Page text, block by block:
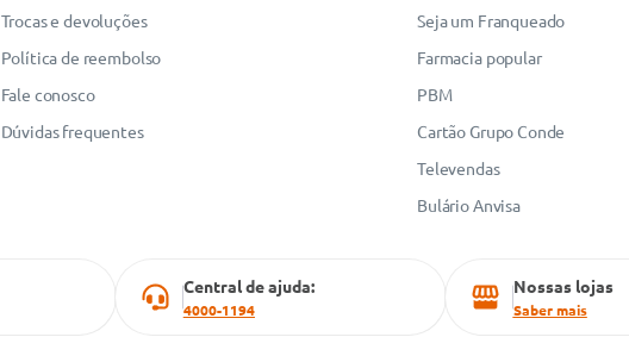
Trocas e devoluções
Política de reembolso
Fale conosco
Dúvidas frequentes
Seja um Franqueado
Farmacia popular
PBM
Cartão Grupo Conde
Televendas
Bulário Anvisa
Central de ajuda:
4000-1194
Nossas lojas
Saber mais